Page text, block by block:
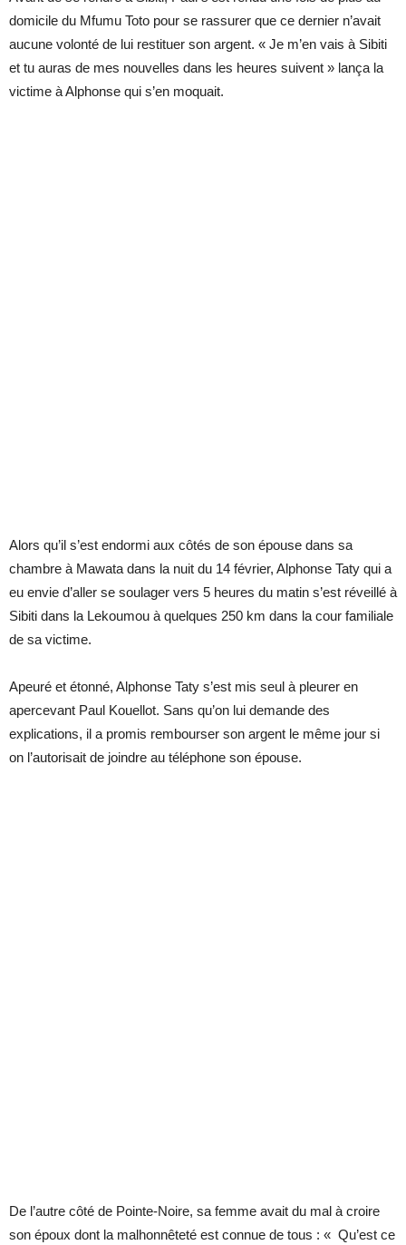
domicile du Mfumu Toto pour se rassurer que ce dernier n’avait
aucune volonté de lui restituer son argent. « Je m’en vais à Sibiti
et tu auras de mes nouvelles dans les heures suivent » lança la
victime à Alphonse qui s’en moquait.
Alors qu’il s’est endormi aux côtés de son épouse dans sa
chambre à Mawata dans la nuit du 14 février, Alphonse Taty qui a
eu envie d’aller se soulager vers 5 heures du matin s’est réveillé à
Sibiti dans la Lekoumou à quelques 250 km dans la cour familiale
de sa victime.
Apeuré et étonné, Alphonse Taty s’est mis seul à pleurer en
apercevant Paul Kouellot. Sans qu’on lui demande des
explications, il a promis rembourser son argent le même jour si
on l’autorisait de joindre au téléphone son épouse.
De l’autre côté de Pointe-Noire, sa femme avait du mal à croire
son époux dont la malhonnêteté est connue de tous : « Qu’est ce